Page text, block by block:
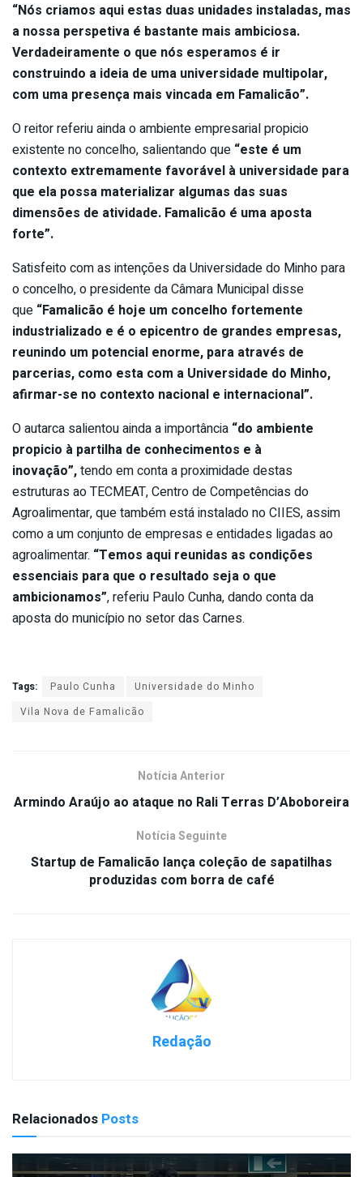
“Nós criamos aqui estas duas unidades instaladas, mas
a nossa perspetiva é bastante mais ambiciosa.
Verdadeiramente o que nós esperamos é ir
construindo a ideia de uma universidade multipolar,
com uma presença mais vincada em Famalicão”.
O reitor referiu ainda o ambiente empresarial propicio
existente no concelho, salientando que “este é um
contexto extremamente favorável à universidade para
que ela possa materializar algumas das suas
dimensões de atividade. Famalicão é uma aposta
forte”.
Satisfeito com as intenções da Universidade do Minho para
o concelho, o presidente da Câmara Municipal disse
que “Famalicão é hoje um concelho fortemente
industrializado e é o epicentro de grandes empresas,
reunindo um potencial enorme, para através de
parcerias, como esta com a Universidade do Minho,
afirmar-se no contexto nacional e internacional”.
O autarca salientou ainda a importância “do ambiente
propicio à partilha de conhecimentos e à
inovação”,tendo em conta a proximidade destas
estruturas ao TECMEAT, Centro de Competências do
Agroalimentar, que também está instalado no CIIES, assim
como a um conjunto de empresas e entidades ligadas ao
agroalimentar. “Temos aqui reunidas as condições
essenciais para que o resultado seja o que
ambicionamos”, referiu Paulo Cunha, dando conta da
aposta do município no setor das Carnes.
Tags: Paulo Cunha
Universidade do Minho
Vila Nova de Famalicão
Notícia Anterior
Armindo Araújo ao ataque no Rali Terras D’Aboboreira
Notícia Seguinte
Startup de Famalicão lança coleção de sapatilhas
produzidas com borra de café
Redação
Relacionados Posts